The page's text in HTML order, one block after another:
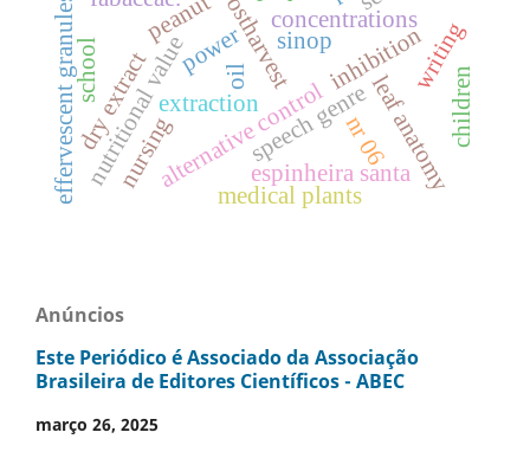
concentrations
inhibition
postharvest
alternative control
extraction
nutritional value oil
peanut
leaf anatomy
writing
speech genre
espinheira santa
effervescent granulesdry extract
nursing
medical plants
sinop
school children
nr 06
power
Anúncios
Este Periódico é Associado da Associação
Brasileira de Editores Científicos - ABEC
março 26, 2025